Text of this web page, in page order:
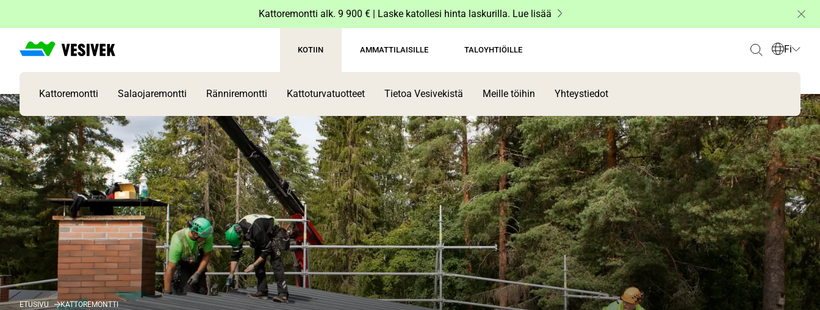
Kattoremontti alk. 9 900 € | Laske katollesi hinta laskurilla. Lue lisää
KOTIIN AMMATTILAISILLE TALOYHTIÖILLE Fi
Kattoremontti Salaojaremontti Ränniremontti Kattoturvatuotteet Tietoa Vesivekistä Meille töihin Yhteystiedot
ETUSIVU KATTOREMONTTI